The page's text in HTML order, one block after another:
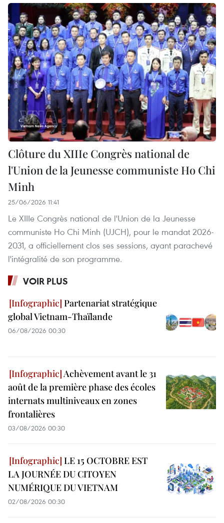
Clôture du XIIIe Congrès national de
l'Union de la Jeunesse communiste Ho Chi
Minh
25/06/2026 11:41
Le XIIIe Congrès national de l'Union de la Jeunesse
communiste Ho Chi Minh (UJCH), pour le mandat 2026-
2031, a officiellement clos ses sessions, ayant parachevé
l'intégralité de son programme.
VOIR PLUS
Partenariat stratégique
global Vietnam-Thaïlande
06/08/2026 00:30
Achèvement avant le 31
août de la première phase des écoles
internats multiniveaux en zones
frontalières
03/08/2026 00:30
LE 15 OCTOBRE EST
LA JOURNÉE DU CITOYEN
NUMÉRIQUE DU VIETNAM
02/08/2026 00:30